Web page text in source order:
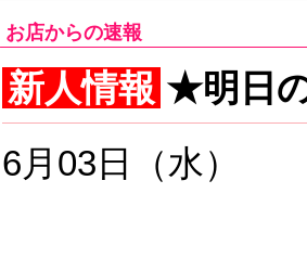
お店からの速報
新人情報 ★明日
6月03日（水）